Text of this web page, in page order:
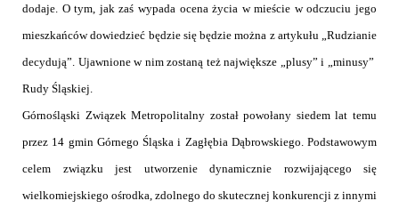
dodaje. O tym, jak zaś wypada ocena życia w mieście w odczuciu jego
mieszkańców dowiedzieć będzie się będzie można z artykułu „Rudzianie
decydują”. Ujawnione w nim zostaną też największe „plusy” i „minusy”
Rudy Śląskiej.
Górnośląski Związek Metropolitalny został powołany siedem lat temu
przez 14 gmin Górnego Śląska i Zagłębia Dąbrowskiego. Podstawowym
celem związku jest utworzenie dynamicznie rozwijającego się
wielkomiejskiego ośrodka, zdolnego do skutecznej konkurencji z innymi